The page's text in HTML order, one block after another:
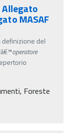
Allegato
MASAF
definizione del
operatore
Foreste